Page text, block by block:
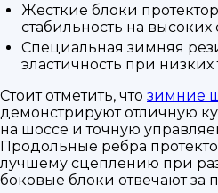
Жесткие блоки
стабильность на высоких
Специальная зимняя
эластичность при низких
Стоит отметить, что зимние
демонстрируют отличную
на шоссе и точную
Продольные ребра
лучшему сцеплению при
боковые блоки отвечают за